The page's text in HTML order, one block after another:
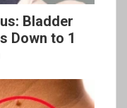
Bladder
Down to 1